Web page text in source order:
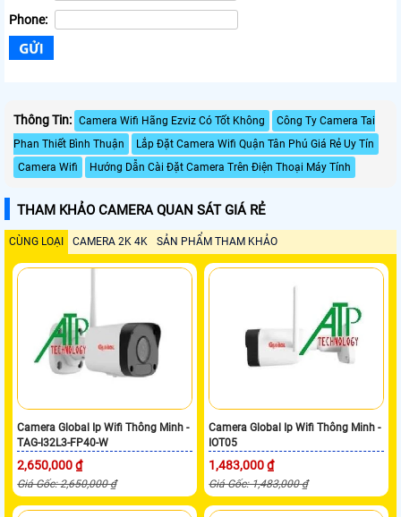
Phone:
Thông Tin: Camera Wifi Hãng Ezviz Có Tốt Không
Công Ty Camera Tai
Phan Thiết Bình Thuận
Lắp Đặt Camera Wifi Quận Tân Phú Giá Rẻ Uy Tín
Camera Wifi
Hướng Dẫn Cài Đặt Camera Trên Điện Thoại Máy Tính
THAM KHẢO CAMERA QUAN SÁT GIÁ RẺ
CÙNG LOẠI CAMERA 2K 4K SẢN PHẨM THAM KHẢO
Camera Global Ip Wifi Thông Minh -
TAG-I32L3-FP40-W
2,650,000 ₫
Giá Gốc: 2,650,000 ₫
Camera Global Ip Wifi Thông Minh -
IOT05
1,483,000 ₫
Giá Gốc: 1,483,000 ₫